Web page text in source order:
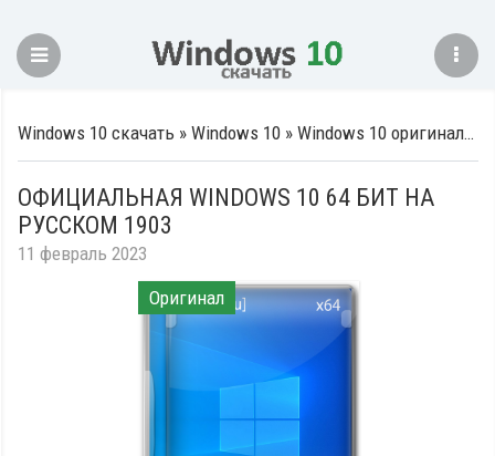
Windows 10 скачать » Windows 10 » Windows 10 оригинальные образы
ОФИЦИАЛЬНАЯ WINDOWS 10 64 БИТ НА
РУССКОМ 1903
11 февраль 2023
Оригинал